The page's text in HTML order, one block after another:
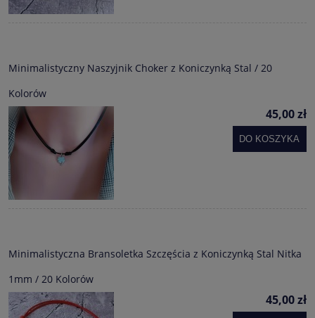
Minimalistyczny Naszyjnik Choker z Koniczynką Stal / 20
Kolorów
45,00 zł
DO KOSZYKA
Minimalistyczna Bransoletka Szczęścia z Koniczynką Stal Nitka
1mm / 20 Kolorów
45,00 zł